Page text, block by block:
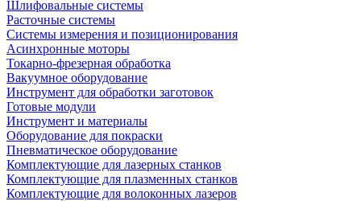
Шлифовальные системы
Расточные системы
Системы измерения и позиционирования
Асинхронные моторы
Токарно-фрезерная обработка
Вакуумное оборудование
Инструмент для обработки заготовок
Готовые модули
Инструмент и материалы
Оборудование для покраски
Пневматическое оборудование
Комплектующие для лазерных станков
Комплектующие для плазменных станков
Комплектующие для волоконных лазеров